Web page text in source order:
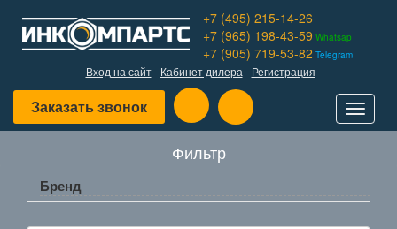
+7 (495) 215-14-26
+7 (965) 198-43-59 Whatsap
+7 (905) 719-53-82 Telegram
Вход на сайт Кабинет дилера Регистрация
Заказать звонок
Toggle
Фильтр
Бренд